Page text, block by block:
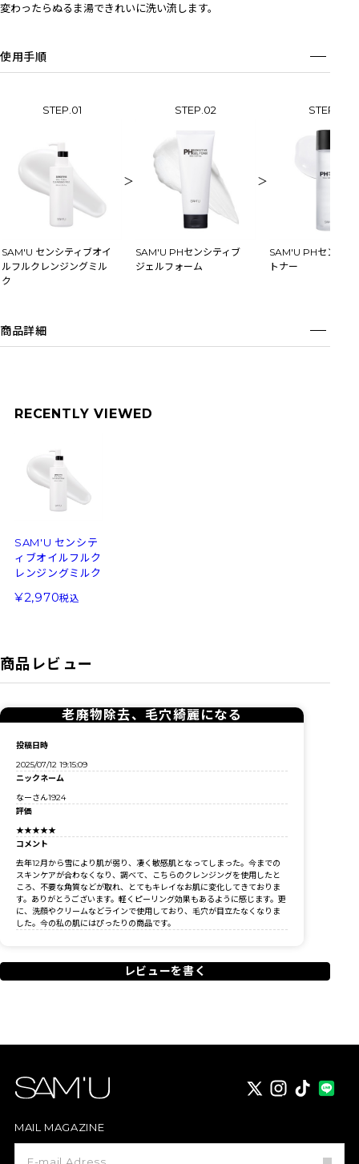
変わったらぬるま湯できれいに洗い流します。
使用手順
STEP.01 STEP.02 STEP.03
＞ ＞
SAM'U センシティブオイ
ルフルクレンジングミル
ク
SAM'U PHセンシティブ
ジェルフォーム
SAM'U PHセンシテ
トナー
商品詳細
RECENTLY VIEWED
SAM'U センシテ
ィブオイルフルク
レンジングミルク
2,970税込
商品レビュー
老廃物除去、毛穴綺麗になる
投稿日時
2025/07/12 19:15:09
ニックネーム
なーさん1924
評価
★★★★★
コメント
去年12月から雪により肌が弱り、凄く敏感肌となってしまった。今までの
スキンケアが合わなくなり、調べて、こちらのクレンジングを使用したと
ころ、不要な角質などが取れ、とてもキレイなお肌に変化してきておりま
す。ありがとうございます。軽くピーリング効果もあるように感じます。更
に、洗顔やクリームなどラインで使用しており、毛穴が目立たなくなりま
した。今の私の肌にはぴったりの商品です。
レビューを書く
X instagram
TikTok
MAIL MAGAZINE